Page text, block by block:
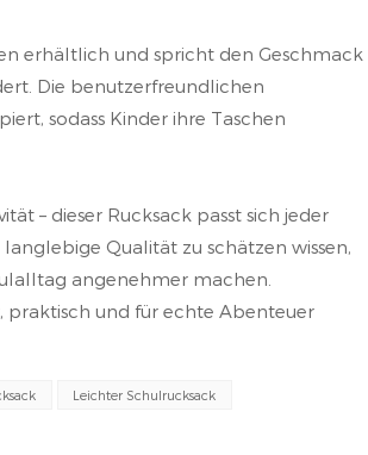
erhältlich und spricht den Geschmack
Die benutzerfreundlichen
sodass Kinder ihre Taschen
– dieser Rucksack passt sich jeder
Qualität zu schätzen wissen,
angenehmer machen.
praktisch und für echte Abenteuer
Leichter Schulrucksack